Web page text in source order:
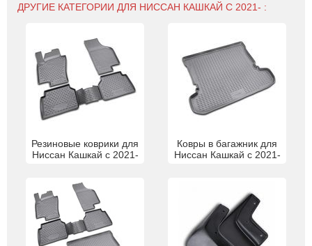
ДРУГИЕ КАТЕГОРИИ ДЛЯ НИССАН КАШКАЙ С 2021- :
Резиновые коврики для
Ниссан Кашкай с 2021-
Ковры в багажник для
Ниссан Кашкай с 2021-